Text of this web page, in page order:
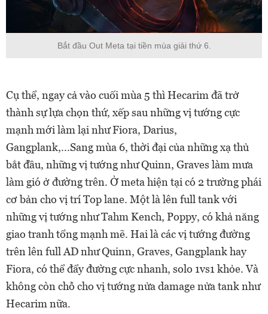
Bắt đầu Out Meta tại tiền mùa giải thứ 6.
Cụ thể, ngay cả vào cuối mùa 5 thì Hecarim đã trở
thành sự lựa chọn thứ, xếp sau những vị tướng cực
mạnh mới làm lại như Fiora, Darius,
Gangplank,...Sang mùa 6, thời đại của những xạ thủ
bắt đầu, những vị tướng như Quinn, Graves làm mưa
làm gió ở đường trên. Ở meta hiện tại có 2 trường phái
cơ bản cho vị trí Top lane. Một là lên full tank với
những vị tướng như Tahm Kench, Poppy, có khả năng
giao tranh tổng mạnh mẽ. Hai là các vị tướng đường
trên lên full AD như Quinn, Graves, Gangplank hay
Fiora, có thể đẩy đường cực nhanh, solo 1vs1 khỏe. Và
không còn chỗ cho vị tướng nửa damage nửa tank như
Hecarim nữa.